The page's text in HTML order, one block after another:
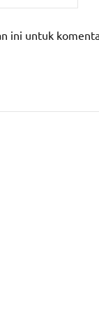
ini untuk